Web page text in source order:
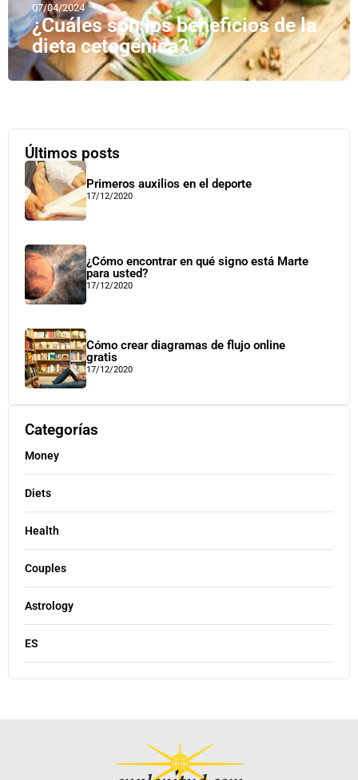
07/04/2024
¿Cuáles son los beneficios de la
dieta cetogénica?
Últimos posts
Primeros auxilios en el deporte
17/12/2020
¿Cómo encontrar en qué signo está Marte
para usted?
17/12/2020
Cómo crear diagramas de flujo online
gratis
17/12/2020
Categorías
Money
Diets
Health
Couples
Astrology
ES